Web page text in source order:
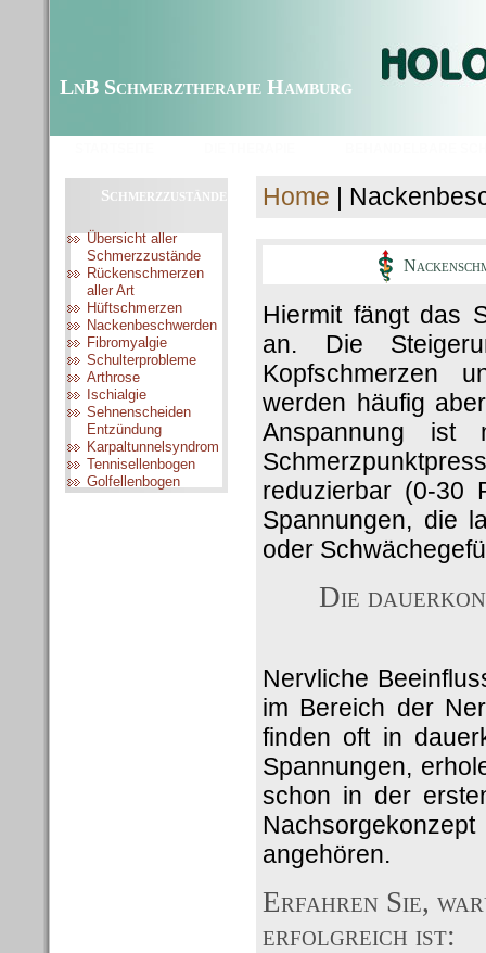
LnB Schmerztherapie Hamburg
Schmerzzustände
Übersicht aller
Schmerzzustände
Rückenschmerzen
aller Art
Hüftschmerzen
Nackenbeschwerden
Fibromyalgie
Schulterprobleme
Arthrose
Ischialgie
Sehnenscheiden
Entzündung
Karpaltunnelsyndrom
Tennisellenbogen
Golfellenbogen
Home |
Hiermit fängt das
an. Die
Kopfschmerzen
werden häufig
Anspannung ist
reduzierbar (0-30
Spannungen, die
oder
Die
Nervliche
im Bereich der
finden oft in
Spannungen,
schon in der
angehören.
Erfahren Sie,
erfolgreich ist: